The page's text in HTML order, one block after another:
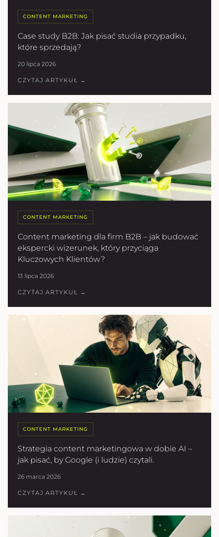
CONTENT MARKETING
Case study B2B: Jak pisać studia przypadku,
które sprzedają?
20 lipca 2026
CZYTAJ ARTYKUŁ →
CONTENT MARKETING
Content marketing dla firm B2B – jak budować
ekspercki wizerunek, który przyciąga
Kluczowych Klientów?
13 lipca 2026
CZYTAJ ARTYKUŁ →
CONTENT MARKETING
Strategia content marketingowa w dobie AI –
jak pisać, by Google (i ludzie) czytali.
26 marca 2026
CZYTAJ ARTYKUŁ →